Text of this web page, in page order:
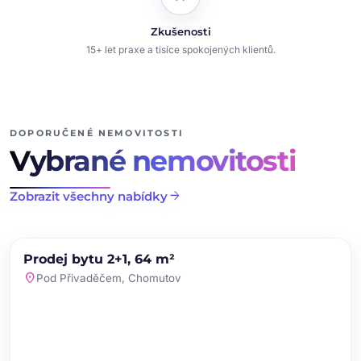
Zkušenosti
15+ let praxe a tisíce spokojených klientů.
DOPORUČENÉ NEMOVITOSTI
Vybrané nemovitosti
Zobrazit všechny nabídkyarrow_forward
PRODEJ NOVINKA
Prodej bytu 2+1, 64 m²
location_onPod Přivaděčem, Chomutov